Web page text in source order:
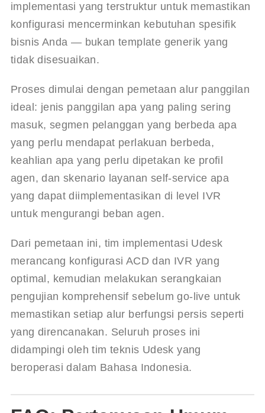
implementasi yang terstruktur untuk memastikan
konfigurasi mencerminkan kebutuhan spesifik
bisnis Anda — bukan template generik yang
tidak disesuaikan.
Proses dimulai dengan pemetaan alur panggilan
ideal: jenis panggilan apa yang paling sering
masuk, segmen pelanggan yang berbeda apa
yang perlu mendapat perlakuan berbeda,
keahlian apa yang perlu dipetakan ke profil
agen, dan skenario layanan self-service apa
yang dapat diimplementasikan di level IVR
untuk mengurangi beban agen.
Dari pemetaan ini, tim implementasi Udesk
merancang konfigurasi ACD dan IVR yang
optimal, kemudian melakukan serangkaian
pengujian komprehensif sebelum go-live untuk
memastikan setiap alur berfungsi persis seperti
yang direncanakan. Seluruh proses ini
didampingi oleh tim teknis Udesk yang
beroperasi dalam Bahasa Indonesia.